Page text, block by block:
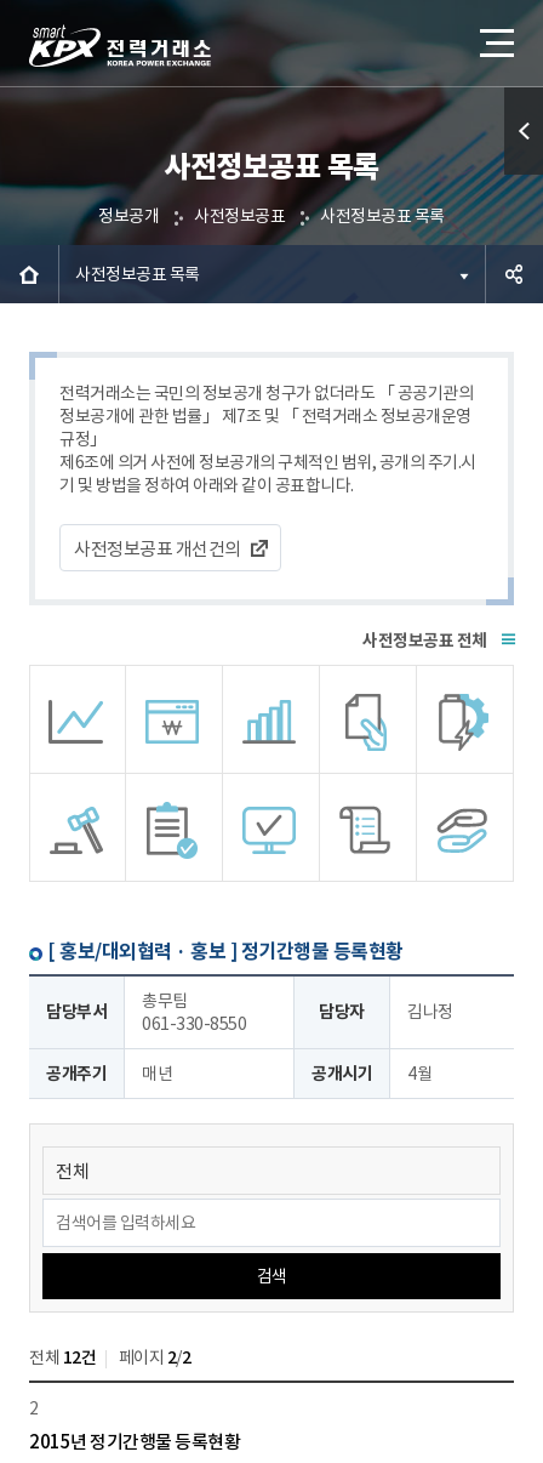
사전정보공표 목록
정보공개 사전정보공표 사전정보공표 목록
사전정보공표 목록
전력거래소는 국민의 정보공개 청구가 없더라도 「 공공기관의
정보공개에 관한 법률」 제7조 및 「 전력거래소 정보공개운영
규정」
제6조에 의거 사전에 정보공개의 구체적인 범위, 공개의 주기.시
기 및 방법을 정하여 아래와 같이 공표합니다.
사전정보공표 개선건의
전체
[ 홍보/대외협력 · 홍보 ] 정기간행물 등록현황
담당부서
총무팀
061-330-8550
담당자 김나정
공개주기 매년 공개시기 4월
검색
전체 12건 페이지 2/2
2
2015년 정기간행물 등록현황
퀵메
뉴 열
기